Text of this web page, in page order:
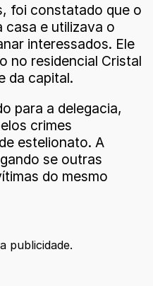
foi constatado que o
casa e utilizava o
interessados. Ele
no residencial Cristal
da capital.
para a delegacia,
crimes
estelionato. A
se outras
do mesmo
publicidade.